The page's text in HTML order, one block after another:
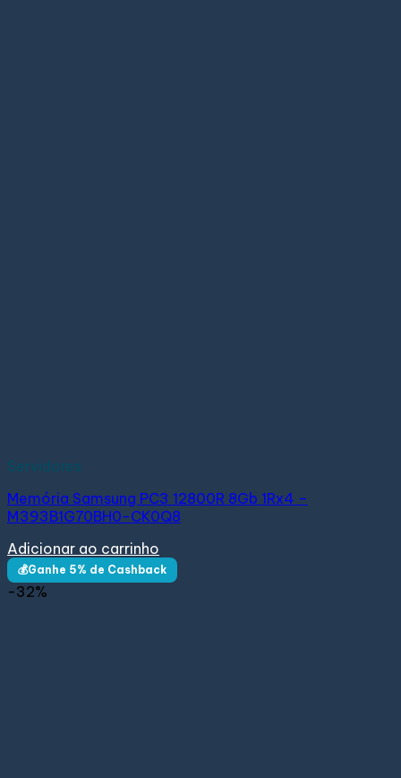
Servidores
Memória Samsung PC3 12800R 8Gb 1Rx4 –
M393B1G70BH0-CK0Q8
Adicionar ao carrinho
💰Ganhe 5% de Cashback
-32%